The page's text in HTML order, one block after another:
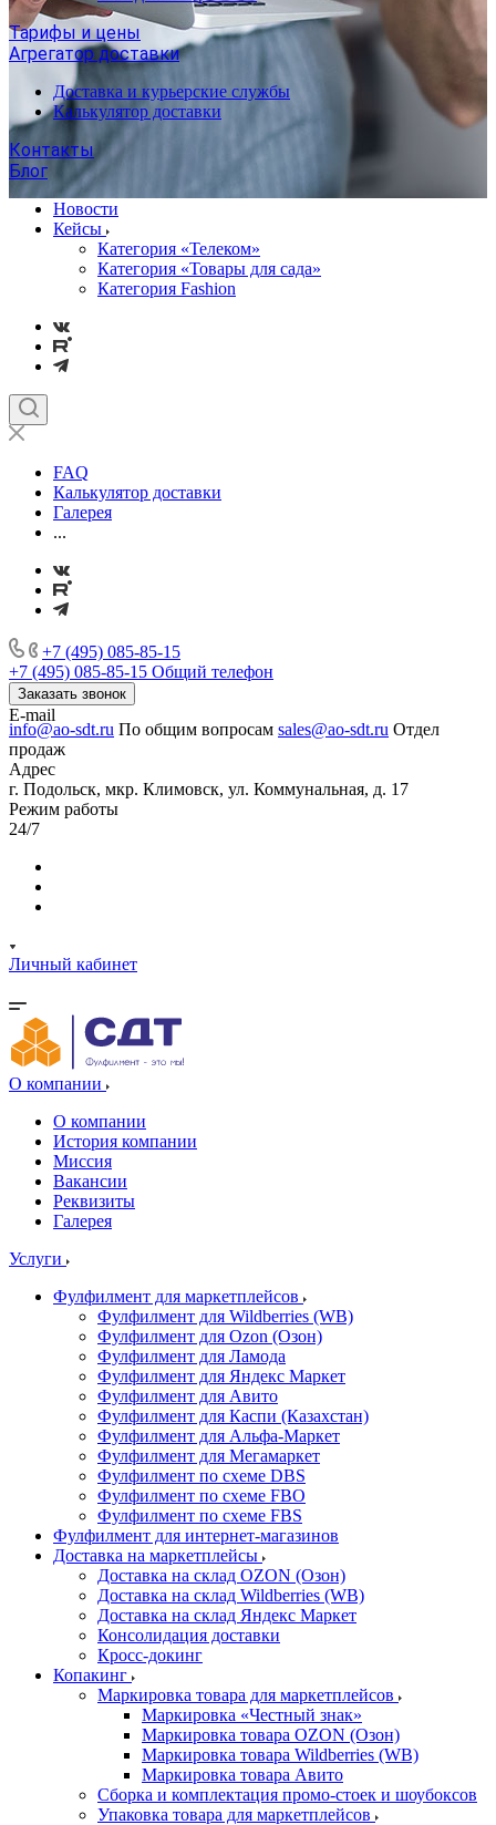
Тарифы и цены
Агрегатор доставки
Доставка и курьерские службы
Калькулятор доставки
Контакты
Блог
Новости
Кейсы
Категория «Телеком»
Категория «Товары для сада»
Категория Fashion
FAQ
Калькулятор доставки
Галерея
...
+7 (495) 085-85-15
+7 (495) 085-85-15 Общий телефон
Заказать звонок
E-mail
info@ao-sdt.ru По общим вопросам sales@ao-sdt.ru Отдел
продаж
Адрес
г. Подольск, мкр. Климовск, ул. Коммунальная, д. 17
Режим работы
24/7
Личный кабинет
О компании
О компании
История компании
Миссия
Вакансии
Реквизиты
Галерея
Услуги
Фулфилмент для маркетплейсов
Фулфилмент для Wildberries (WB)
Фулфилмент для Ozon (Озон)
Фулфилмент для Ламода
Фулфилмент для Яндекс Маркет
Фулфилмент для Авито
Фулфилмент для Каспи (Казахстан)
Фулфилмент для Альфа-Маркет
Фулфилмент для Мегамаркет
Фулфилмент по схеме DBS
Фулфилмент по схеме FBO
Фулфилмент по схеме FBS
Фулфилмент для интернет-магазинов
Доставка на маркетплейсы
Доставка на склад OZON (Озон)
Доставка на склад Wildberries (WB)
Доставка на склад Яндекс Маркет
Консолидация доставки
Кросс-докинг
Копакинг
Маркировка товара для маркетплейсов
Маркировка «Честный знак»
Маркировка товара OZON (Озон)
Маркировка товара Wildberries (WB)
Маркировка товара Авито
Сборка и комплектация промо-стоек и шоубоксов
Упаковка товара для маркетплейсов